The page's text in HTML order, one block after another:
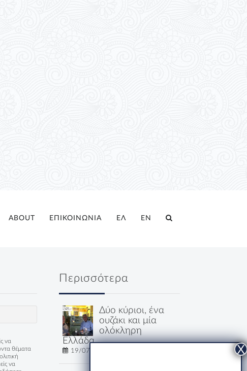
ABOUT ΕΠΙΚΟΙΝΩΝΙΑ ΕΛ EN
να
θέματα
να
Περισσότερα
Δύο κύριοι, ένα
ουζάκι και μία
ολόκληρη
Ελλάδα
19/07/2026